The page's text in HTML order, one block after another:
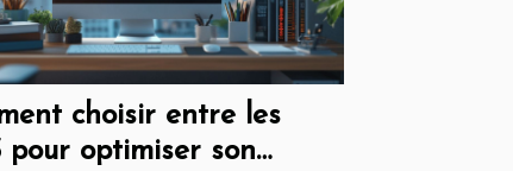
choisir entre les
pour optimiser son